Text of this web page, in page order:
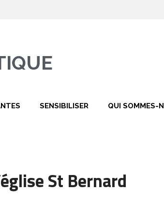
SENSIBILISER QUI SOMMES-
St Bernard